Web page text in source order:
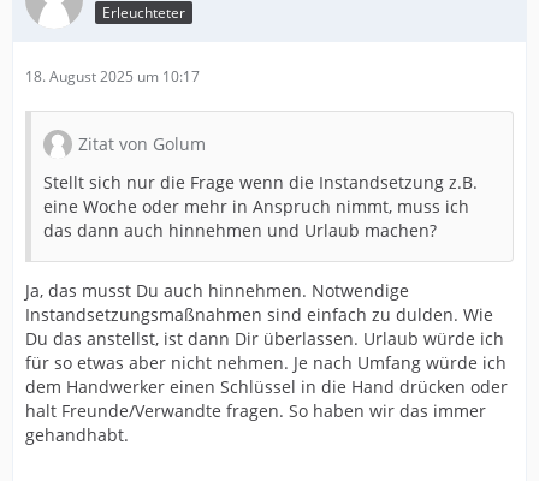
Erleuchteter
18. August 2025 um 10:17
Zitat von Golum
Stellt sich nur die Frage wenn die Instandsetzung z.B.
eine Woche oder mehr in Anspruch nimmt, muss ich
das dann auch hinnehmen und Urlaub machen?
Ja, das musst Du auch hinnehmen. Notwendige
Instandsetzungsmaßnahmen sind einfach zu dulden. Wie
Du das anstellst, ist dann Dir überlassen. Urlaub würde ich
für so etwas aber nicht nehmen. Je nach Umfang würde ich
dem Handwerker einen Schlüssel in die Hand drücken oder
halt Freunde/Verwandte fragen. So haben wir das immer
gehandhabt.